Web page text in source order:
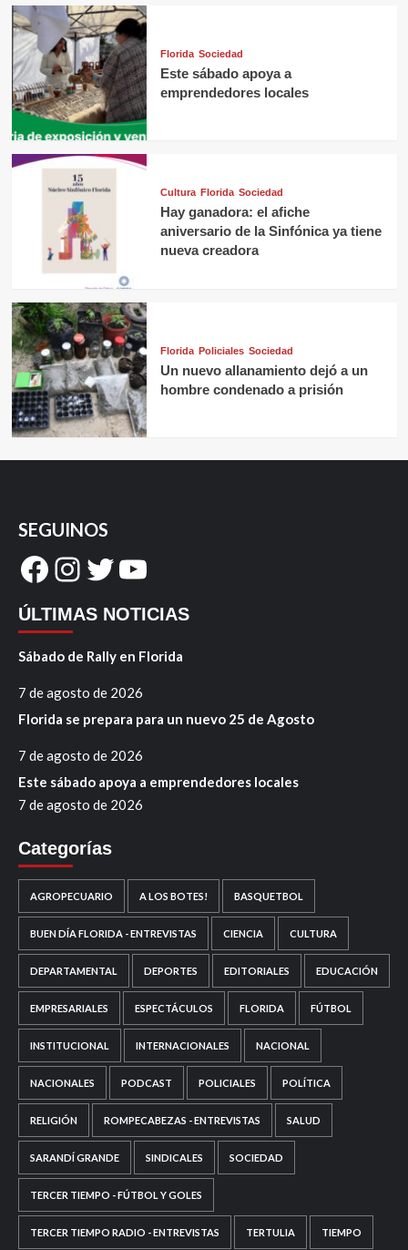
Florida Sociedad
Este sábado apoya a
emprendedores locales
Cultura Florida Sociedad
Hay ganadora: el afiche
aniversario de la Sinfónica ya tiene
nueva creadora
Florida Policiales Sociedad
Un nuevo allanamiento dejó a un
hombre condenado a prisión
SEGUINOS
Facebook
Instagram
Twitter
YouTube
ÚLTIMAS NOTICIAS
Sábado de Rally en Florida
7 de agosto de 2026
Florida se prepara para un nuevo 25 de Agosto
7 de agosto de 2026
Este sábado apoya a emprendedores locales
7 de agosto de 2026
Categorías
AGROPECUARIO A LOS BOTES! BASQUETBOL
BUEN DÍA FLORIDA - ENTREVISTAS CIENCIA CULTURA
DEPARTAMENTAL DEPORTES EDITORIALES EDUCACIÓN
EMPRESARIALES ESPECTÁCULOS FLORIDA FÚTBOL
INSTITUCIONAL INTERNACIONALES NACIONAL
NACIONALES PODCAST POLICIALES POLÍTICA
RELIGIÓN ROMPECABEZAS - ENTREVISTAS SALUD
SARANDÍ GRANDE SINDICALES SOCIEDAD
TERCER TIEMPO - FÚTBOL Y GOLES
TERCER TIEMPO RADIO - ENTREVISTAS TERTULIA TIEMPO